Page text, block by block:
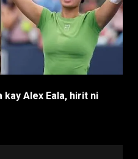
Alex Eala, hirit ni